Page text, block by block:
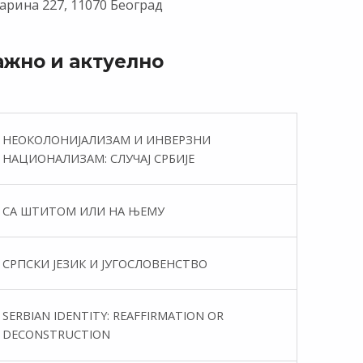
227, 11070 Београд
и актуелно
НЕОКОЛОНИЈАЛИЗАМ И ИНВЕРЗНИ
НАЦИОНАЛИЗАМ: СЛУЧАЈ СРБИЈЕ
СА ШТИТОМ ИЛИ НА ЊЕМУ
СРПСКИ ЈЕЗИК И ЈУГОСЛОВЕНСТВО
SERBIAN IDENTITY: REAFFIRMATION OR
DECONSTRUCTION